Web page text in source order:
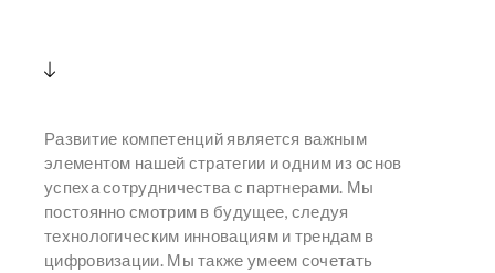
Развитие компетенций является важным
элементом нашей стратегии и одним из основ
успеха сотрудничества с партнерами. Мы
постоянно смотрим в будущее, следуя
технологическим инновациям и трендам в
цифровизации. Мы также умеем сочетать